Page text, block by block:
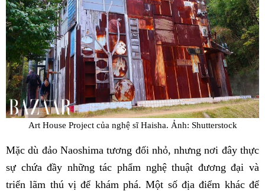
Art House Project của nghệ sĩ Haisha. Ảnh: Shutterstock
Mặc dù đảo Naoshima tương đối nhỏ, nhưng nơi đây thực
sự chứa đầy những tác phẩm nghệ thuật đương đại và
triển lãm thú vị để khám phá. Một số địa điểm khác để